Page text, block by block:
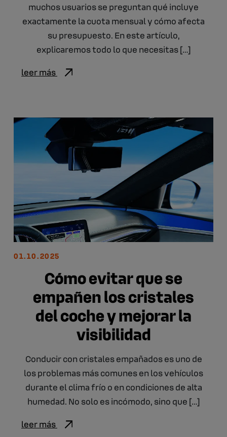
muchos usuarios se preguntan qué incluye
exactamente la cuota mensual y cómo afecta
su presupuesto. En este artículo,
explicaremos todo lo que necesitas […]
leer más
01.10.2025
Cómo evitar que se
empañen los cristales
del coche y mejorar la
visibilidad
Conducir con cristales empañados es uno de
los problemas más comunes en los vehículos
durante el clima frío o en condiciones de alta
humedad. No solo es incómodo, sino que […]
leer más